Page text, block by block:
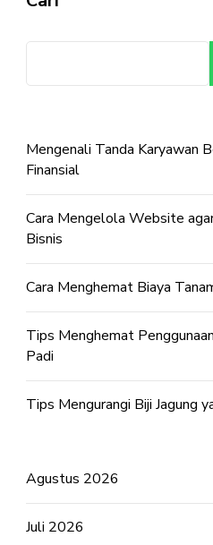
Mengenali Tanda Karyawan
Finansial
Cara Mengelola Website
Bisnis
Cara Menghemat Biaya
Tips Menghemat
Padi
Tips Mengurangi Biji Jagung
Agustus 2026
Juli 2026